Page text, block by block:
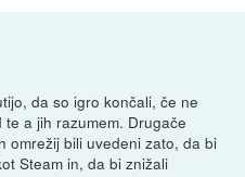
da so igro končali, če ne
a jih razumem. Drugače
omrežij bili uvedeni zato, da bi
Steam in, da bi znižali